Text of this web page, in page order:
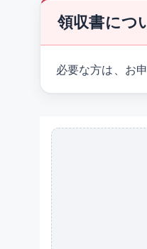
領収書につ
必要な方は、お